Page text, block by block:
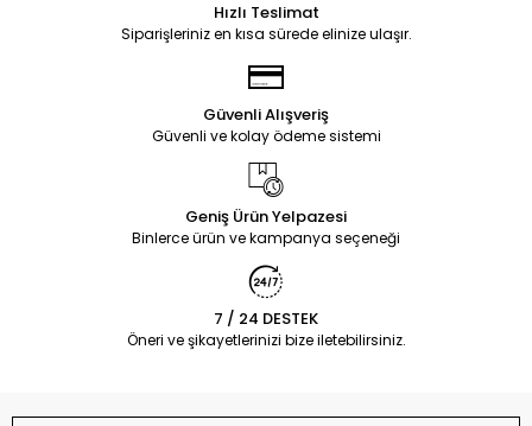
Hızlı Teslimat
Siparişleriniz en kısa sürede elinize ulaşır.
Güvenli Alışveriş
Güvenli ve kolay ödeme sistemi
Geniş Ürün Yelpazesi
Binlerce ürün ve kampanya seçeneği
7 / 24 DESTEK
Öneri ve şikayetlerinizi bize iletebilirsiniz.